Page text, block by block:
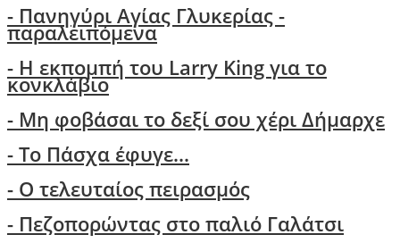
- Πανηγύρι Αγίας Γλυκερίας -
παραλειπόμενα
- Η εκπομπή του Larry King για το
κονκλάβιο
- Μη φοβάσαι το δεξί σου χέρι Δήμαρχε
-Το Πάσχα έφυγε...
- Ο τελευταίος πειρασμός
- Πεζοπορώντας στο παλιό Γαλάτσι